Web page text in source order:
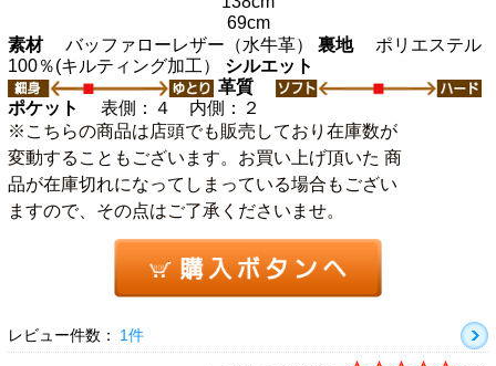
69cm
素材バッファローレザー（水牛革） 裏地ポリエステル
100％(キルティング加工） シルエット
革質
ポケット
表側：４ 内側：２
※こちらの商品は店頭でも販売しており在庫数が
変動することもございます。お買い上げ頂いた 商
品が在庫切れになってしまっている場合もござい
ますので、その点はご了承くださいませ。
レビュー件数： 1件